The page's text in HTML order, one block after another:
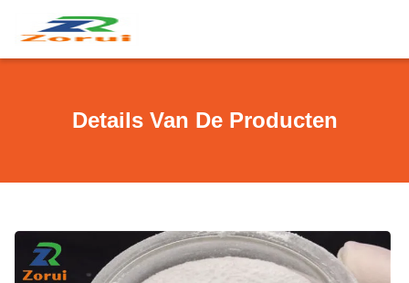
Details Van De Producten